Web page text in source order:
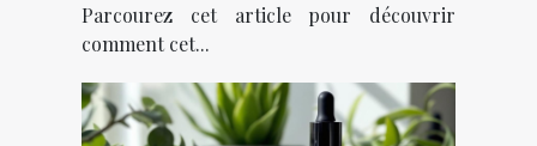
Parcourez cet article pour découvrir
comment cet...